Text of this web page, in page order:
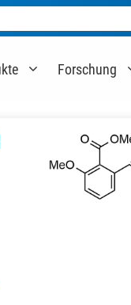
Forschung